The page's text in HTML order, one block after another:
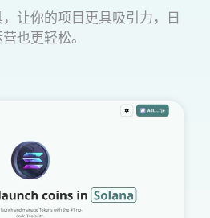
让你的项目更具吸引力，日
也更轻松。